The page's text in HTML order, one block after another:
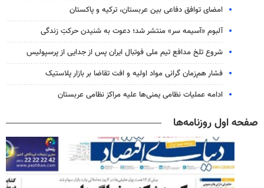
امضای توافق دفاعی بین عربستان، ترکیه و پاکستان
آلبوم «آسیمه سر» منتشر شد؛ دعوت به شنیدن حرکتِ زندگی
شروع تلخ مدافع تیم ملی فوتبال ایران پس از جدایی از پرسپولیس
فشار هم‌زمان گرانی مواد اولیه و افت تقاضا بر بازار پلاستیک
ادامه عملیات نظامی یمنی‌ها علیه مراکز نظامی عربستان
صفحه اول روزنامه‌ها